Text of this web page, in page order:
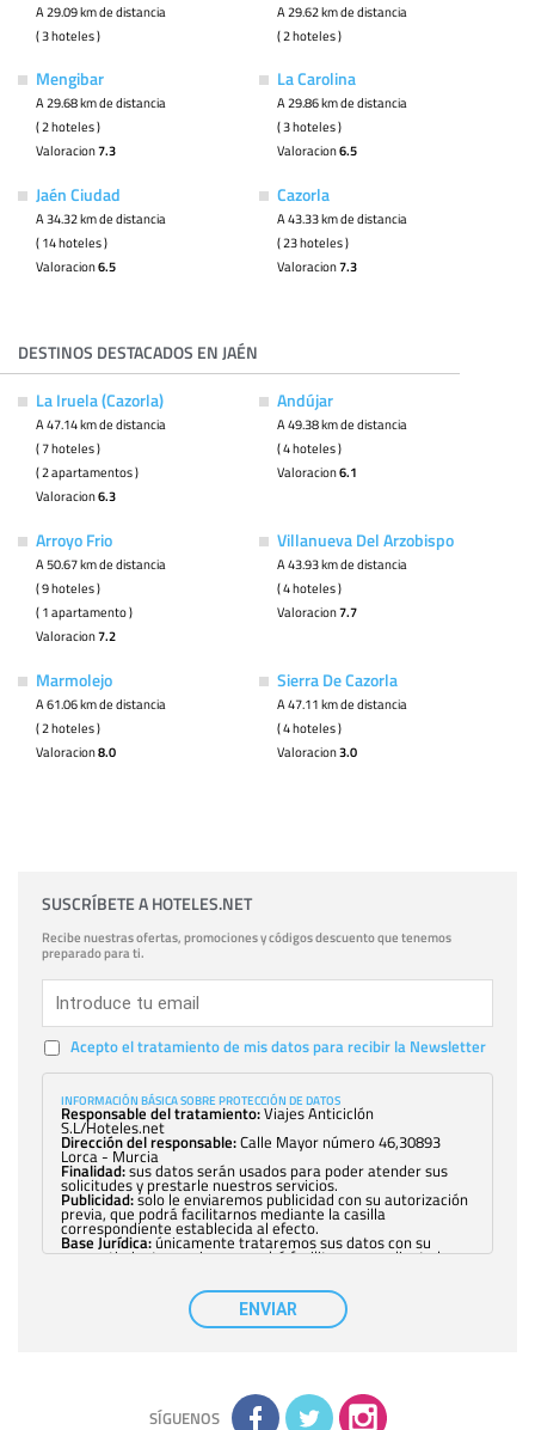
A 29.09 km de distancia
( 3 hoteles )
A 29.62 km de distancia
( 2 hoteles )
Mengibar
A 29.68 km de distancia
( 2 hoteles )
Valoracion7.3
La Carolina
A 29.86 km de distancia
( 3 hoteles )
Valoracion6.5
Jaén Ciudad
A 34.32 km de distancia
( 14 hoteles )
Valoracion6.5
Cazorla
A 43.33 km de distancia
( 23 hoteles )
Valoracion7.3
DESTINOS DESTACADOS EN JAÉN
La Iruela (Cazorla)
A 47.14 km de distancia
( 7 hoteles )
( 2 apartamentos )
Valoracion6.3
Andújar
A 49.38 km de distancia
( 4 hoteles )
Valoracion6.1
Arroyo Frio
A 50.67 km de distancia
( 9 hoteles )
( 1 apartamento )
Valoracion7.2
Villanueva Del Arzobispo
A 43.93 km de distancia
( 4 hoteles )
Valoracion7.7
Marmolejo
A 61.06 km de distancia
( 2 hoteles )
Valoracion8.0
Sierra De Cazorla
A 47.11 km de distancia
( 4 hoteles )
Valoracion3.0
SUSCRÍBETE A HOTELES.NET
Recibe nuestras ofertas, promociones y códigos descuento que tenemos
preparado para ti.
Acepto el tratamiento de mis datos para recibir la Newsletter
INFORMACIÓN BÁSICA SOBRE PROTECCIÓN DE DATOS
Responsable del tratamiento:Viajes Anticiclón
S.L/Hoteles.net
Dirección del responsable:Calle Mayor número 46,30893
Lorca - Murcia
Finalidad:sus datos serán usados para poder atender sus
solicitudes y prestarle nuestros servicios.
Publicidad:solo le enviaremos publicidad con su autorización
previa, que podrá facilitarnos mediante la casilla
correspondiente establecida al efecto.
Base Jurídica:únicamente trataremos sus datos con su
consentimiento previo, que podrá facilitarnos mediante la
con carácter general, sólo el personal de
nuestra entidad que esté debidamente autorizado podrá
tener conocimiento de la información que le pedimos. No se
comunicarán datos a terceros.
adicional y detallada sobre cómo tratamos sus datos en la
política de privacidad
ENVIAR
SÍGUENOS